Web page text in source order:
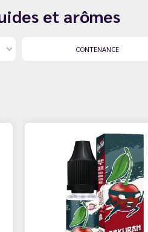
et arômes
CONTENANCE